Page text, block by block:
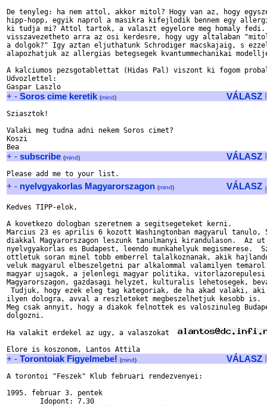
De tenyleg: ha nem attol, akkor mitol? Hogy van az, hogy
hipp-hopp, egyik naprol a masikra kifejlodik bennem egy
ki tudja mi? Attol tartok, a valaszt egyelore meg homaly fedi.
visszavezetheto arra az osi kerdesre, hogy ugy altalaban
a dolgok?" Igy aztan eljuthatunk Schrodiger macskajaig, s
alapozhatjuk az allergias betegsegek kvantummechanikai
A kalciumos pezsgotablettat (Hidas Pal) viszont ki fogom
Udvozlettel:
+ - Soros cime keretik (mind) VÁLASZ
Sziasztok!
Valaki meg tudna adni nekem Soros cimet?
Koszi
+ - subscribe (mind) VÁLASZ
+ - nyelvgyakorlas Magyarorszagon (mind) VÁLASZ
Kedves TIPP-elok,
A kovetkezo dologban szeretnem a segitsegeteket kerni.
Marcius 23 es aprilis 6 kozott Washingtonban magyarul tanulo,
diakkal Magyarorszagon leszunk tanulmanyi kirandulason.  Az
nyelvgyakorlas es Budapest, leendo munkahelyuk megismerese.
ottletuk soran minel tobb emberrel talalkoznanak, akik
veluk magyarul elbeszelgetni par alkalommal valamilyen
magyar ujsagok, a jelenlegi magyar politika, vitorlazorepulesi
Magyarorszagon, gazdasagi helyzet, kulturalis lehetosegek,
Tudjuk, hogy ezek eleg tag kategoriak, de ha akad valaki, aki
ilyen dologra, avval a reszleteket megbeszelhetjuk kesobb is.
Meg csak annyit, hogy a diakok felnottek es valoszinuleg
dolgozni.
Ha valakit erdekel az ugy, a valaszokat
+ - Torontoiak Figyelmebe! (mind) VÁLASZ
A torontoi "Feszek" Klub februari rendezvenyei:
1995. februar 3. pentek